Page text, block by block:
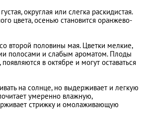
округлая или слегка раскидистая.
цвета, осенью становится оранжево-
второй половины мая. Цветки мелкие,
полосами и слабым ароматом. Плоды
в октябре и могут оставаться
на солнце, но выдерживает и легкую
умеренно влажную,
стрижку и омолаживающую